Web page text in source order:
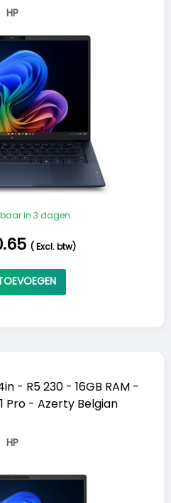
HP
in 3 dagen.
( Excl. btw)
- R5 230 - 16GB RAM -
Pro - Azerty Belgian
HP